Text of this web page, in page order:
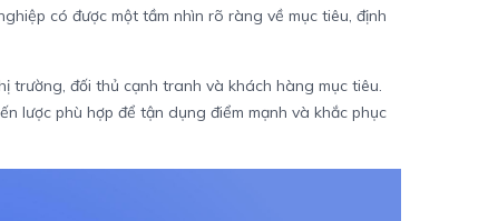
có được một tầm nhìn rõ ràng về mục tiêu, định
trường, đối thủ cạnh tranh và khách hàng mục tiêu.
lược phù hợp để tận dụng điểm mạnh và khắc phục